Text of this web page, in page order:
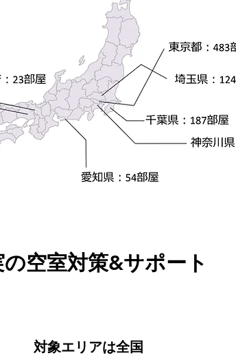
の空室対策&サポート
対象エリアは全国